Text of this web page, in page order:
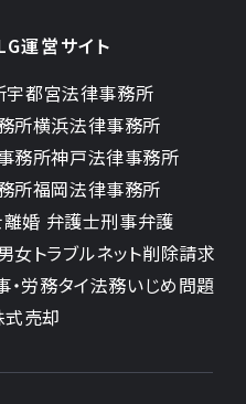
運営サイト
宇都宮法律事務所
所横浜法律事務所
務所神戸法律事務所
所福岡法律事務所
離婚 弁護士刑事弁護
女トラブルネット削除請求
・労務タイ法務いじめ問題
式売却